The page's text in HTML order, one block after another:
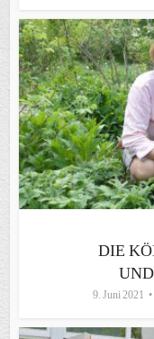
DIE
9. Juni 2021